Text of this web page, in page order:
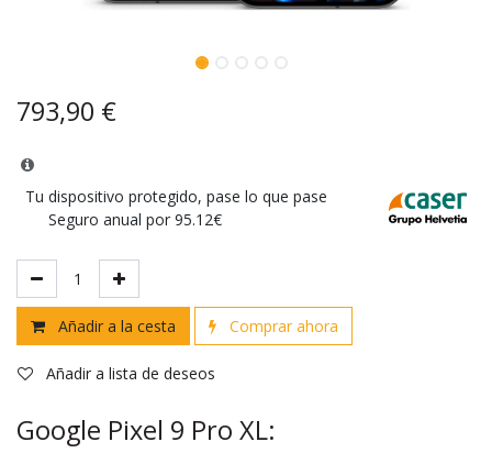
793,90 €
Tu dispositivo protegido, pase lo que pase
Seguro anual por 95.12€
Añadir a la cesta Comprar ahora
Añadir a lista de deseos
Google Pixel 9 Pro XL: